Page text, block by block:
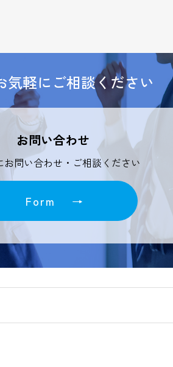
軽にご相談ください
お問い合わせ
お問い合わせ・ご相談ください
Form